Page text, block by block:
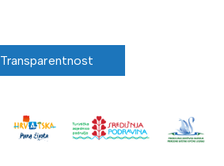
Transparentnost